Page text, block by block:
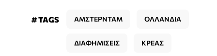
# TAGS ΑΜΣΤΕΡΝΤΑΜ ΟΛΛΑΝΔΙΑ
ΔΙΑΦΗΜΙΣΕΙΣ ΚΡΕΑΣ